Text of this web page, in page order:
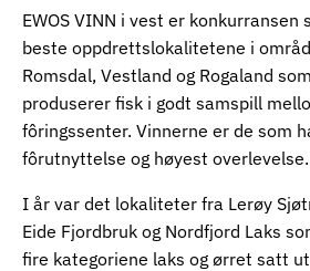
EWOS VINN i vest er konkurransen
beste oppdrettslokalitetene i
Romsdal, Vestland og Rogaland
produserer fisk i godt samspill
fôringssenter. Vinnerne er de som
fôrutnyttelse og høyest overlevelse.
I år var det lokaliteter fra Lerøy
Eide Fjordbruk og Nordfjord Laks
fire kategoriene laks og ørret satt